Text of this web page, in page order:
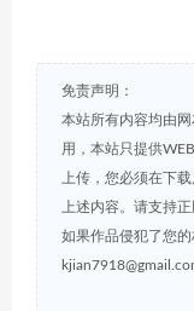
免责声明：
本站所有内容均由
用，本站只提供
上传，您必须在下
上述内容。请支持正
如果作品侵犯了您